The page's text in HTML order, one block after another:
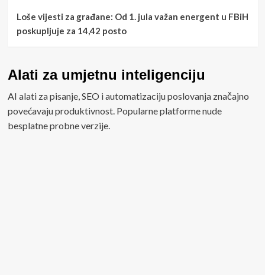
Loše vijesti za građane: Od 1. jula važan energent u FBiH
poskupljuje za 14,42 posto
Alati za umjetnu inteligenciju
AI alati za pisanje, SEO i automatizaciju poslovanja značajno
povećavaju produktivnost. Popularne platforme nude
besplatne probne verzije.